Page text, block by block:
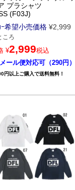
プラシャツ
(F03J)
ｰ希望小売価格 ¥2,999
ころ
¥2,999税込
ール便対応可（290円）
円以上ご購入で送料無料！